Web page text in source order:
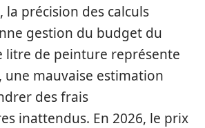
la précision des calculs
gestion du budget du
litre de peinture représente
une mauvaise estimation
des frais
inattendus. En 2026, le prix